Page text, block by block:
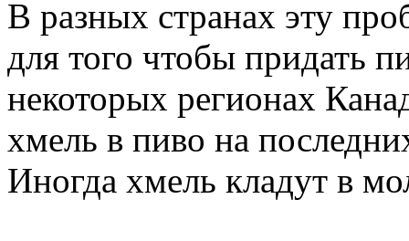
В разных странах эту
для того чтобы придать
некоторых регионах
хмель в пиво на
Иногда хмель кладут в